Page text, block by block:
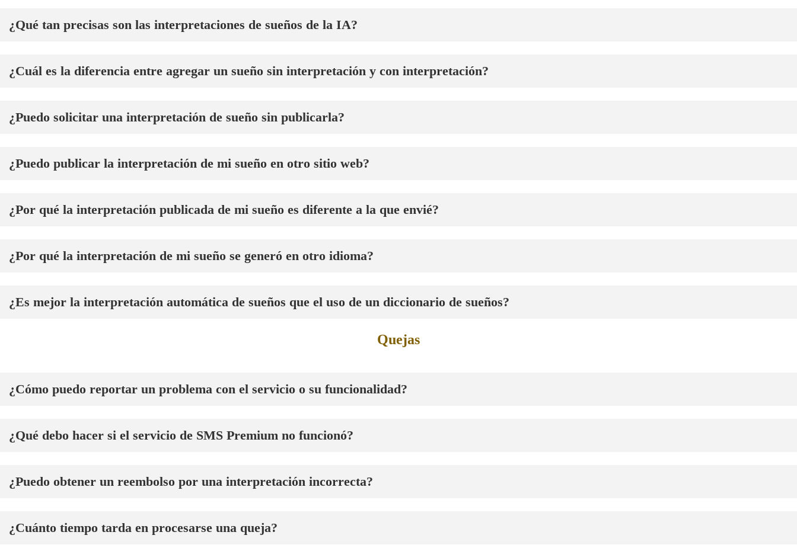
¿Qué tan precisas son las interpretaciones de sueños de la IA?
¿Cuál es la diferencia entre agregar un sueño sin interpretación y con interpretación?
¿Puedo solicitar una interpretación de sueño sin publicarla?
¿Puedo publicar la interpretación de mi sueño en otro sitio web?
¿Por qué la interpretación publicada de mi sueño es diferente a la que envié?
¿Por qué la interpretación de mi sueño se generó en otro idioma?
¿Es mejor la interpretación automática de sueños que el uso de un diccionario de sueños?
Quejas
¿Cómo puedo reportar un problema con el servicio o su funcionalidad?
¿Qué debo hacer si el servicio de SMS Premium no funcionó?
¿Puedo obtener un reembolso por una interpretación incorrecta?
¿Cuánto tiempo tarda en procesarse una queja?